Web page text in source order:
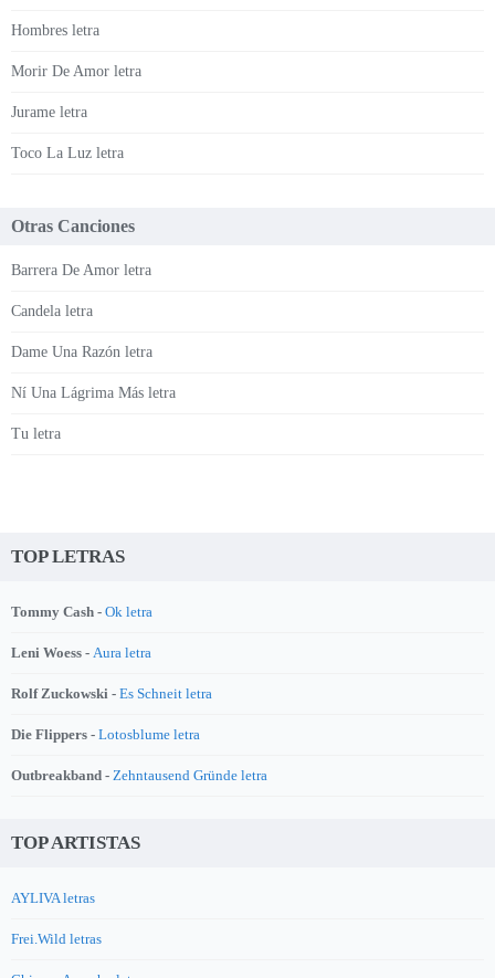
Hombres letra
Morir De Amor letra
Jurame letra
Toco La Luz letra
Otras Canciones
Barrera De Amor letra
Candela letra
Dame Una Razón letra
Ní Una Lágrima Más letra
Tu letra
TOP LETRAS
Tommy Cash - Ok letra
Leni Woess - Aura letra
Rolf Zuckowski - Es Schneit letra
Die Flippers - Lotosblume letra
Outbreakband - Zehntausend Gründe letra
TOP ARTISTAS
AYLIVA letras
Frei.Wild letras